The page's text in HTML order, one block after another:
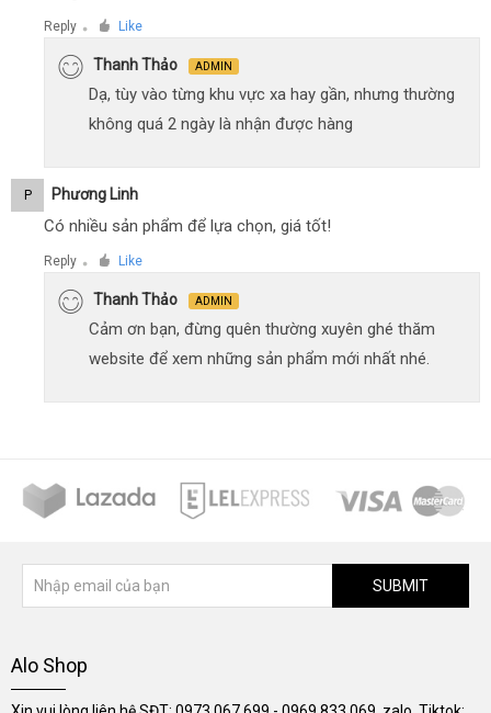
Reply ● Like
Thanh Thảo ADMIN
Dạ, tùy vào từng khu vực xa hay gần, nhưng thường
không quá 2 ngày là nhận được hàng
P Phương Linh
Có nhiều sản phẩm để lựa chọn, giá tốt!
Reply ● Like
Thanh Thảo ADMIN
Cảm ơn bạn, đừng quên thường xuyên ghé thăm
website để xem những sản phẩm mới nhất nhé.
SUBMIT
Alo Shop